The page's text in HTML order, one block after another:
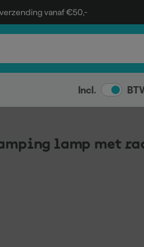
vanaf €50,-
Incl.
lamp met